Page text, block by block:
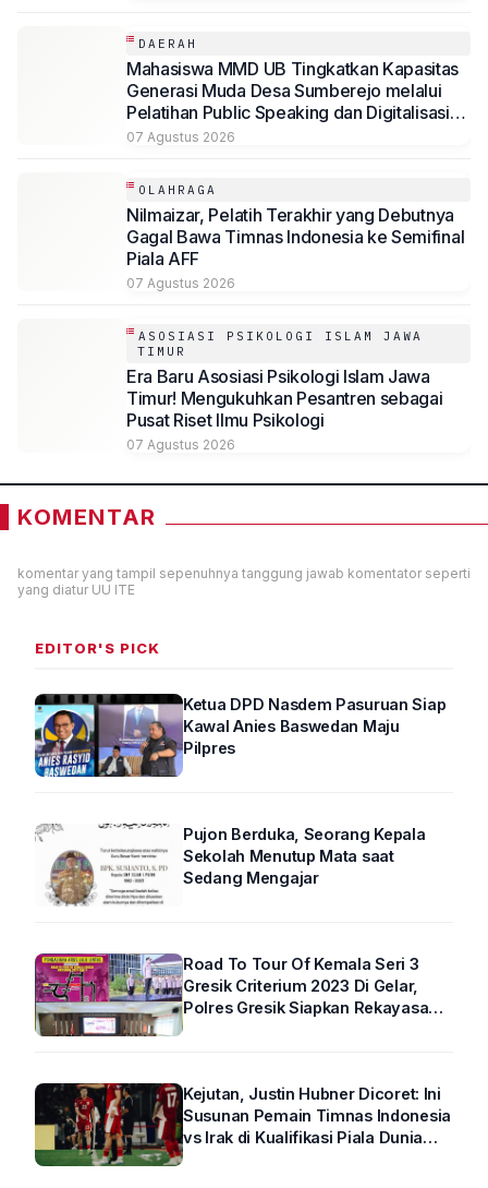
DAERAH
Mahasiswa MMD UB Tingkatkan Kapasitas
Generasi Muda Desa Sumberejo melalui
Pelatihan Public Speaking dan Digitalisasi
Potensi Desa
07 Agustus 2026
OLAHRAGA
Nilmaizar, Pelatih Terakhir yang Debutnya
Gagal Bawa Timnas Indonesia ke Semifinal
Piala AFF
07 Agustus 2026
ASOSIASI PSIKOLOGI ISLAM JAWA
TIMUR
Era Baru Asosiasi Psikologi Islam Jawa
Timur! Mengukuhkan Pesantren sebagai
Pusat Riset Ilmu Psikologi
07 Agustus 2026
KOMENTAR
komentar yang tampil sepenuhnya tanggung jawab komentator seperti
yang diatur UU ITE
EDITOR'S PICK
Ketua DPD Nasdem Pasuruan Siap
Kawal Anies Baswedan Maju
Pilpres
Pujon Berduka, Seorang Kepala
Sekolah Menutup Mata saat
Sedang Mengajar
Road To Tour Of Kemala Seri 3
Gresik Criterium 2023 Di Gelar,
Polres Gresik Siapkan Rekayasa
Kejutan, Justin Hubner Dicoret: Ini
Susunan Pemain Timnas Indonesia
vs Irak di Kualifikasi Piala Dunia